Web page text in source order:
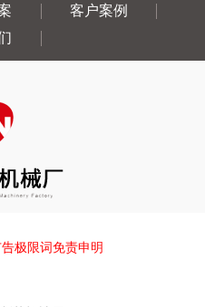
客户案例
极限词免责申明